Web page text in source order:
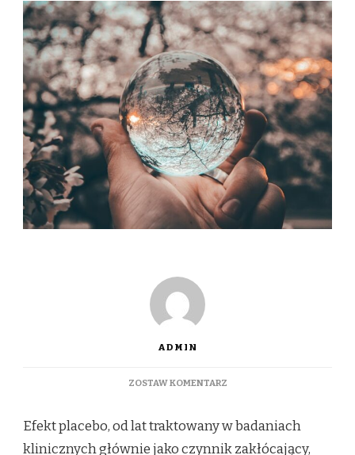
ADMIN
ZOSTAW KOMENTARZDO
I
NOCEBO
Efekt placebo, od lat traktowany w badaniach
klinicznych głównie jako czynnik zakłócający,